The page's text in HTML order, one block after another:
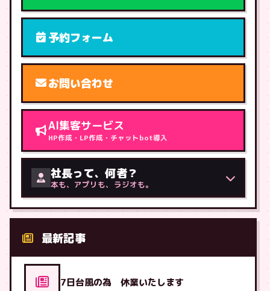
予約フォーム
お問い合わせ
AI集客サービス
HP作成・LP作成・チャットbot導入
社長って、何者？
本も、アプリも、ラジオも。
最新記事
7日台風の為 休業いたします